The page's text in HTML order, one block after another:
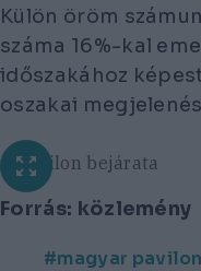
Külön öröm
száma 16%-kal
időszakához
oszakai
A pavilon bejárata
Forrás: közlemény
magyar pavilon